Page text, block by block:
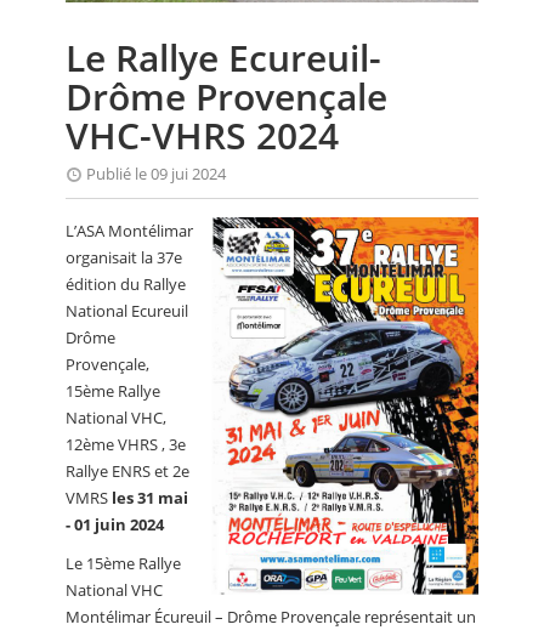
ANNUAIRES
PETITES ANNONCES
Le Rallye Ecureuil-
Drôme Provençale
VHC-VHRS 2024
Publié le 09 jui 2024
L’ASA Montélimar
organisait la 37e
édition du Rallye
National Ecureuil
Drôme
Provençale,
15ème Rallye
National VHC,
12ème VHRS , 3e
Rallye ENRS et 2e
VMRS les 31 mai
- 01 juin 2024
Le 15ème Rallye
National VHC
Montélimar Écureuil – Drôme Provençale représentait un